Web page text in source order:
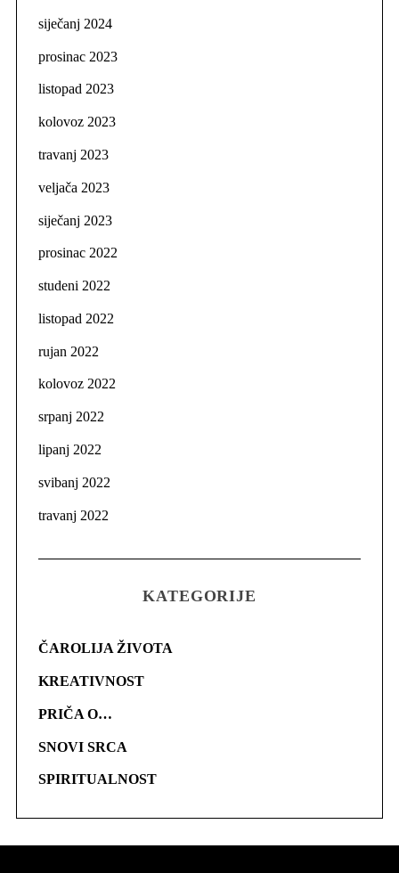
siječanj 2024
prosinac 2023
listopad 2023
kolovoz 2023
travanj 2023
veljača 2023
siječanj 2023
prosinac 2022
studeni 2022
listopad 2022
rujan 2022
kolovoz 2022
srpanj 2022
lipanj 2022
svibanj 2022
travanj 2022
KATEGORIJE
ČAROLIJA ŽIVOTA
KREATIVNOST
PRIČA O…
SNOVI SRCA
SPIRITUALNOST